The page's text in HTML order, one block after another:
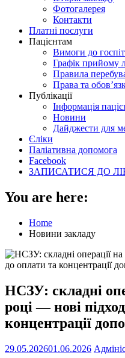
Фотогалерея
Контакти
Платні послуги
Пацієнтам
Вимоги до
Графік прийому
Правила
Права та
Публікації
Інформація
Новини
Дайджести для
Єліки
Паліативна допомога
Facebook
ЗАПИСАТИСЯ ДО
You are here:
Home
Новини закладу
НСЗУ: складні
році — нові
концентрації
29.05.202601.06.2026